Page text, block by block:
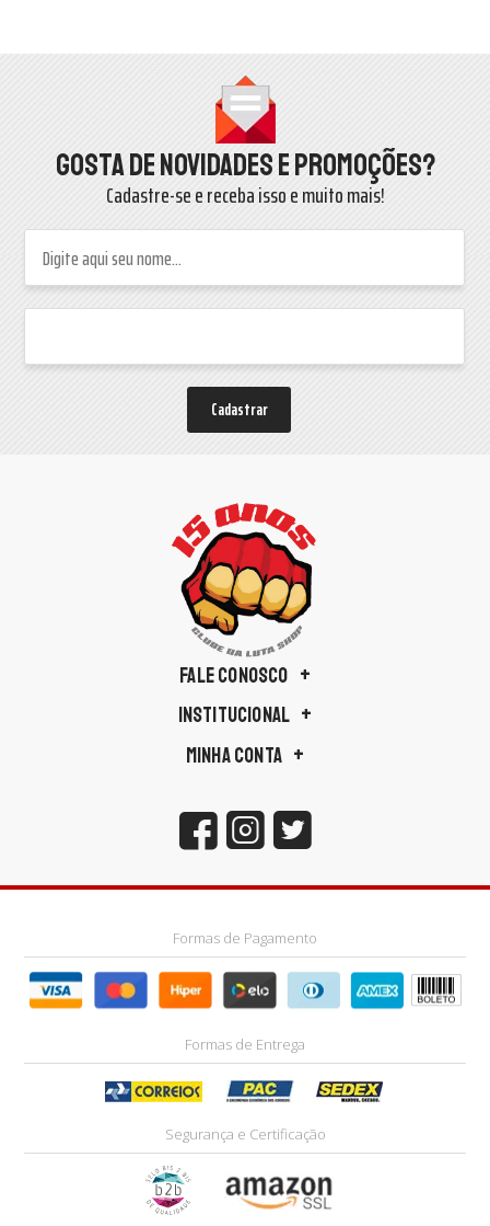
Gosta de novidades e promoções?
Cadastre-se e receba isso e muito mais!
Cadastrar
FALE CONOSCO
INSTITUCIONAL
MINHA CONTA
Formas de Pagamento
Formas de Entrega
Segurança e Certificação